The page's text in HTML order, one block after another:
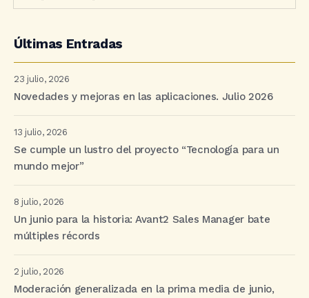
Últimas Entradas
23 julio, 2026
Novedades y mejoras en las aplicaciones. Julio 2026
13 julio, 2026
Se cumple un lustro del proyecto “Tecnología para un
mundo mejor”
8 julio, 2026
Un junio para la historia: Avant2 Sales Manager bate
múltiples récords
2 julio, 2026
Moderación generalizada en la prima media de junio,